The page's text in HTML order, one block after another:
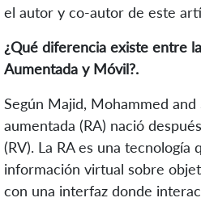
el autor y co-autor de este
¿Qué diferencia existe entre
Aumentada y Móvil?.
Según Majid, Mohammed
aumentada (RA) nació
(RV). La RA es una
información virtual sobre
con una interfaz donde